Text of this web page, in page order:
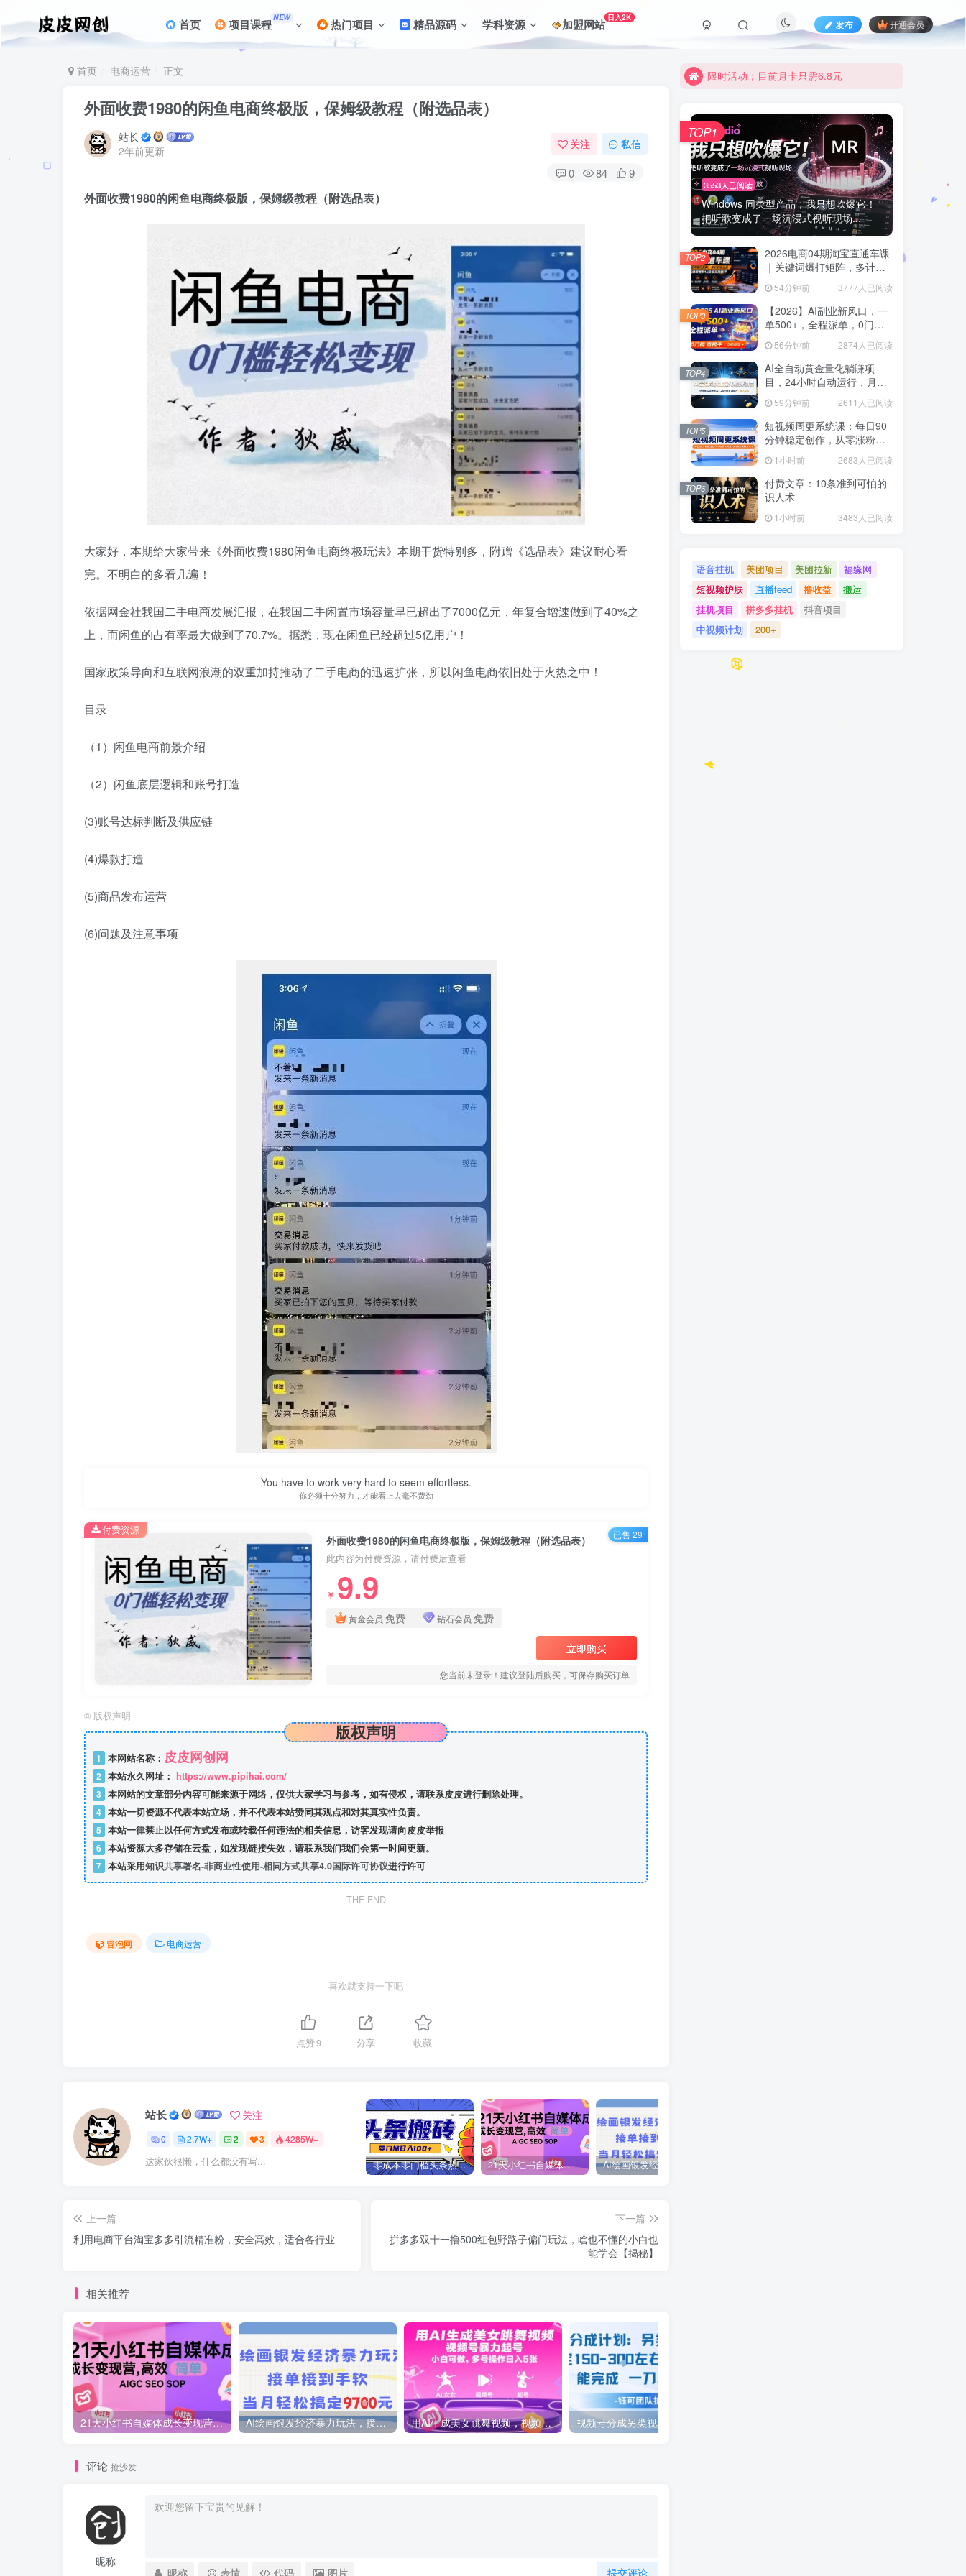
首页 项目课程NEW 热门项目 精品源码 学科资源 加盟网站 日入2K
发布 开通会员
首页 电商运营 正文
外面收费1980的闲鱼电商终极版，保姆级教程（附选品表）
站长
2年前更新
关注 私信
0 84 9
外面收费1980的闲鱼电商终极版 ，保姆级教程（附选品表）
大家好，本期给大家带来《外面收费1980闲鱼电商终极玩法》本期干货特别多，附赠《选品表》建议耐心看
完。不明白的多看几遍！
依据网金社我国二手电商发展汇报，在我国二手闲置市场容量早已超出了7000亿元，年复合增速做到了40%之
上，而闲鱼的占有率最大做到了70.7%。据悉，现在闲鱼已经超过5亿用户！
国家政策导向和互联网浪潮的双重加持推动了二手电商的迅速扩张，所以闲鱼电商依旧处于火热之中！
目录
（1）闲鱼电商前景介绍
（2）闲鱼底层逻辑和账号打造
(3)账号达标判断及供应链
(4)爆款打造
(5)商品发布运营
(6)问题及注意事项
You have to work very hard to seem effortless.
你必须十分努力，才能看上去毫不费劲
外面收费1980的闲鱼电商终极版，保姆级教程（附选品表）
此内容为付费资源，请付费后查看
￥ 9.9
黄金会员 免费 钻石会员 免费
立即购买
您当前未登录！建议登陆后购买，可保存购买订单
付费资源 已售 29
© 版权声明
版权声明
1 本网站名称： 皮皮网创网
2 本站永久网址： https://www.pipihai.com/
3 本网站的文章部分内容可能来源于网络，仅供大家学习与参考，如有侵权，请联系皮皮进行删除处理。
4 本站一切资源不代表本站立场，并不代表本站赞同其观点和对其真实性负责。
5 本站一律禁止以任何方式发布或转载任何违法的相关信息，访客发现请向皮皮举报
6 本站资源大多存储在云盘，如发现链接失效，请联系我们我们会第一时间更新。
7 本站采用知识共享署名-非商业性使用-相同方式共享4.0国际许可协议进行许可
THE END
冒泡网 电商运营
喜欢就支持一下吧
点赞9 分享 收藏
站长 关注
0 2.7W+ 2 3 4285W+
这家伙很懒，什么都没有写... 零成本零门槛头条热点搬运术，零门槛日入100+，工具+教程全部附上 21天小红书自媒体成长变现营，高效 简单 AIGC SEO SOP
上一篇
利用电商平台淘宝多多引流精准粉，安全高效，适合各行业
下一篇
拼多多双十一撸500红包野路子偏门玩法，啥也不懂的小白也
能学会【揭秘】
相关推荐
21天小红书自媒体成长变现营，高效 简单 AIGC SEO SOP AI绘画银发经济暴力玩法，接单接到手软，当月轻松搞定9.7k 用AI生成美女跳舞视频，视频号暴力起号，小白可做，多号操作日入5张
评论 抢沙发
昵称
提交评论
昵称 表情 代码 图片
限时活动；目前月卡只需6.8元
有问题联系及时联系皮皮
限时活动；目前月卡只需6.8元
3553人已阅读
Windows 同类型产品，我只想吹爆它！
把听歌变成了一场沉浸式视听现场...
TOP1
2026电商04期淘宝直通车课
｜关键词爆打矩阵，多计划
放实操教学
54分钟前 3777人已阅读
TOP2
【2026】AI副业新风口，一
单500+，全程派单，0门槛
直接干
56分钟前 2874人已阅读
TOP3
AI全自动黄金量化躺賺项
目，24小时自动运行，月入
2W！
59分钟前 2611人已阅读
TOP4
短视频周更系统课：每日90
分钟稳定创作，从零涨粉至
18000实现月入八千
1小时前 2683人已阅读
TOP5
付费文章：10条准到可怕的
识人术
1小时前 3483人已阅读
TOP6
语音挂机 美团项目 美团拉新
福缘网
短视频护肤
直播feed 撸收益
搬运
挂机项目
拼多多挂机
抖音项目
中视频计划
200+